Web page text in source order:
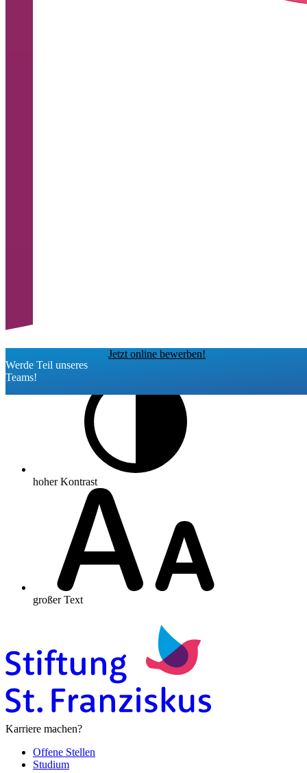
Werde Teil unseres
Teams!
Jetzt online bewerben!
hoher Kontrast
großer Text
Karriere machen?
Offene Stellen
Studium